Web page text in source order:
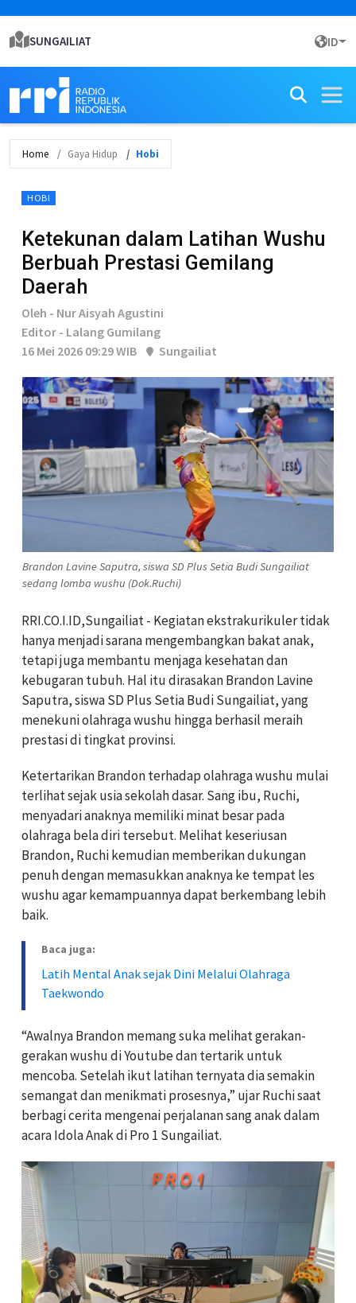
SUNGAILIAT ID
Home Gaya Hidup Hobi
HOBI
Ketekunan dalam Latihan Wushu
Berbuah Prestasi Gemilang
Daerah
Oleh - Nur Aisyah Agustini
Editor - Lalang Gumilang
16 Mei 2026 09:29 WIB
Sungailiat
Brandon Lavine Saputra, siswa SD Plus Setia Budi Sungailiat
sedang lomba wushu (Dok.Ruchi)
RRI.CO.I.ID,Sungailiat - Kegiatan ekstrakurikuler tidak
hanya menjadi sarana mengembangkan bakat anak,
tetapi juga membantu menjaga kesehatan dan
kebugaran tubuh. Hal itu dirasakan Brandon Lavine
Saputra, siswa SD Plus Setia Budi Sungailiat, yang
menekuni olahraga wushu hingga berhasil meraih
prestasi di tingkat provinsi.
Ketertarikan Brandon terhadap olahraga wushu mulai
terlihat sejak usia sekolah dasar. Sang ibu, Ruchi,
menyadari anaknya memiliki minat besar pada
olahraga bela diri tersebut. Melihat keseriusan
Brandon, Ruchi kemudian memberikan dukungan
penuh dengan memasukkan anaknya ke tempat les
wushu agar kemampuannya dapat berkembang lebih
baik.
Baca juga:
Latih Mental Anak sejak Dini Melalui Olahraga
Taekwondo
“Awalnya Brandon memang suka melihat gerakan-
gerakan wushu di Youtube dan tertarik untuk
mencoba. Setelah ikut latihan ternyata dia semakin
semangat dan menikmati prosesnya,” ujar Ruchi saat
berbagi cerita mengenai perjalanan sang anak dalam
acara Idola Anak di Pro 1 Sungailiat.